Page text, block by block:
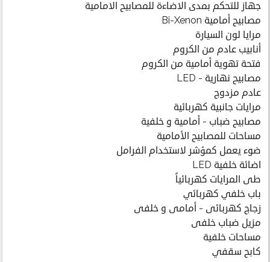
جهاز للتحكم بمدى الاضاءة للمصابيح الامامية
مصابيح أمامية Bi-Xenon
مرايا لون السيارة
أنابيب عادم من الكروم
فتحة تهوية أمامية من الكروم
مصابيح نهارية - LED
عادم مزدوج
مرايات جانبية كهربائية
مصابيح ضباب - أمامية و خلفية
مساحات للمصابيح الأمامية
ضوء يعمل كمؤشر لاستخدام الفرامل
اضائة خلفية LED
طى المرايات كهربائياً
باب خلفي كهربائي
زجاج كهربائى - أمامى و خلفى
مزيل ضباب خلفى
مساحات خلفية
كابح سقفي